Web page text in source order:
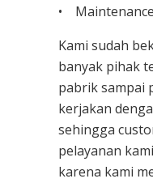
•
Kami sudah
banyak pihak
pabrik sampai
kerjakan
sehingga
pelayanan
karena kami